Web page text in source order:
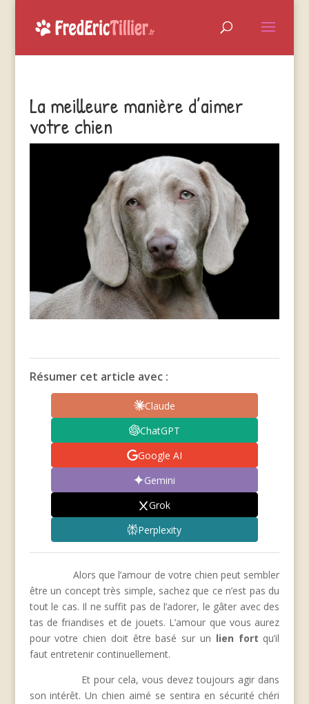
La meilleure manière d’aimer
votre chien
Résumer cet article avec :
Claude
ChatGPT
Google AI
Gemini
Grok
Perplexity
Alors que l’amour de votre chien peut sembler
être un concept très simple, sachez que ce n’est pas du
tout le cas. Il ne suffit pas de l’adorer, le gâter avec des
tas de friandises et de jouets. L’amour que vous aurez
pour votre chien doit être basé sur un lien fort qu’il
faut entretenir continuellement.
Et pour cela, vous devez toujours agir dans
son intérêt. Un chien aimé se sentira en sécurité chéri